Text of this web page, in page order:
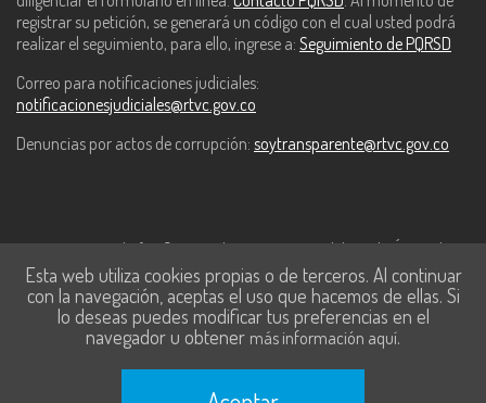
registrar su petición, se generará un código con el cual usted podrá
realizar el seguimiento, para ello, ingrese a: Seguimiento de PQRSD
Correo para notificaciones judiciales:
notificacionesjudiciales@rtvc.gov.co
Denuncias por actos de corrupción: soytransparente@rtvc.gov.co
Este contenido fue financiado con recursos del Fondo Único de
Tecnologías de la Información y las Comunicaciones de MinTic.
Esta web utiliza cookies propias o de terceros. Al continuar
con la navegación, aceptas el uso que hacemos de ellas. Si
lo deseas puedes modificar tus preferencias en el
navegador u obtener más información aquí.